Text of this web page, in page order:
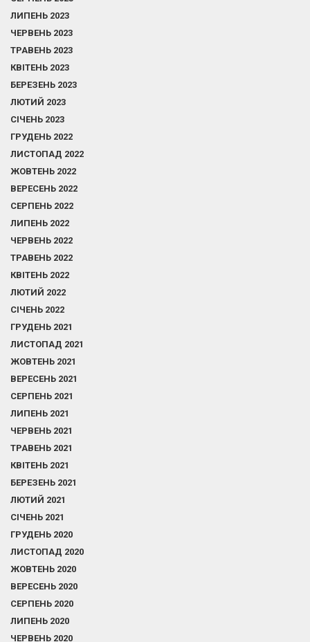
ЛИПЕНЬ 2023
ЧЕРВЕНЬ 2023
ТРАВЕНЬ 2023
КВІТЕНЬ 2023
БЕРЕЗЕНЬ 2023
ЛЮТИЙ 2023
СІЧЕНЬ 2023
ГРУДЕНЬ 2022
ЛИСТОПАД 2022
ЖОВТЕНЬ 2022
ВЕРЕСЕНЬ 2022
СЕРПЕНЬ 2022
ЛИПЕНЬ 2022
ЧЕРВЕНЬ 2022
ТРАВЕНЬ 2022
КВІТЕНЬ 2022
ЛЮТИЙ 2022
СІЧЕНЬ 2022
ГРУДЕНЬ 2021
ЛИСТОПАД 2021
ЖОВТЕНЬ 2021
ВЕРЕСЕНЬ 2021
СЕРПЕНЬ 2021
ЛИПЕНЬ 2021
ЧЕРВЕНЬ 2021
ТРАВЕНЬ 2021
КВІТЕНЬ 2021
БЕРЕЗЕНЬ 2021
ЛЮТИЙ 2021
СІЧЕНЬ 2021
ГРУДЕНЬ 2020
ЛИСТОПАД 2020
ЖОВТЕНЬ 2020
ВЕРЕСЕНЬ 2020
СЕРПЕНЬ 2020
ЛИПЕНЬ 2020
ЧЕРВЕНЬ 2020